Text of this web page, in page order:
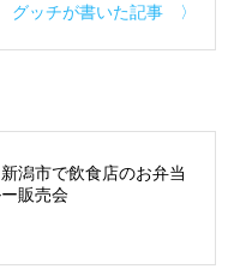
グッチが書いた記事 〉
新潟市で飲食店のお弁当
販売会